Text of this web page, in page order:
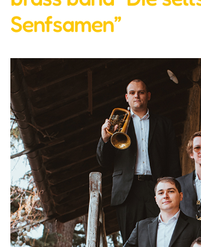
Senfsamen”